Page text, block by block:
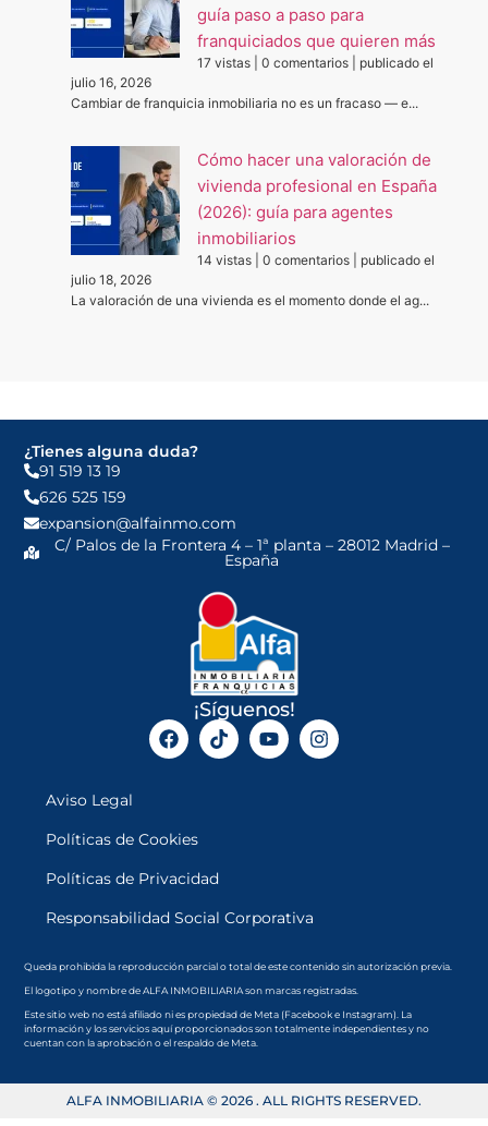
guía paso a paso para
franquiciados que quieren más
17 vistas 0 comentarios
publicado el
julio 16, 2026
Cambiar de franquicia inmobiliaria no es un fracaso — e...
Cómo hacer una valoración de
vivienda profesional en España
(2026): guía para agentes
inmobiliarios
14 vistas 0 comentarios
publicado el
julio 18, 2026
La valoración de una vivienda es el momento donde el ag...
¿Tienes alguna duda?
91 519 13 19
626 525 159
expansion@alfainmo.com
C/ Palos de la Frontera 4 – 1ª planta – 28012 Madrid –
España
¡Síguenos!
Aviso Legal
Políticas de Cookies
Políticas de Privacidad
Responsabilidad Social Corporativa
Queda prohibida la reproducción parcial o total de este contenido sin autorización previa.
El logotipo y nombre de ALFA INMOBILIARIA son marcas registradas.
Este sitio web no está afiliado ni es propiedad de Meta (Facebook e Instagram). La
información y los servicios aquí proporcionados son totalmente independientes y no
cuentan con la aprobación o el respaldo de Meta.
ALFA INMOBILIARIA © 2026 . ALL RIGHTS RESERVED.